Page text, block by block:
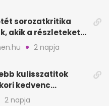
sorozatkritika
akik a részleteket
2 napja
kulisszatitok
kedvenc
a Joy szerint
2 napja